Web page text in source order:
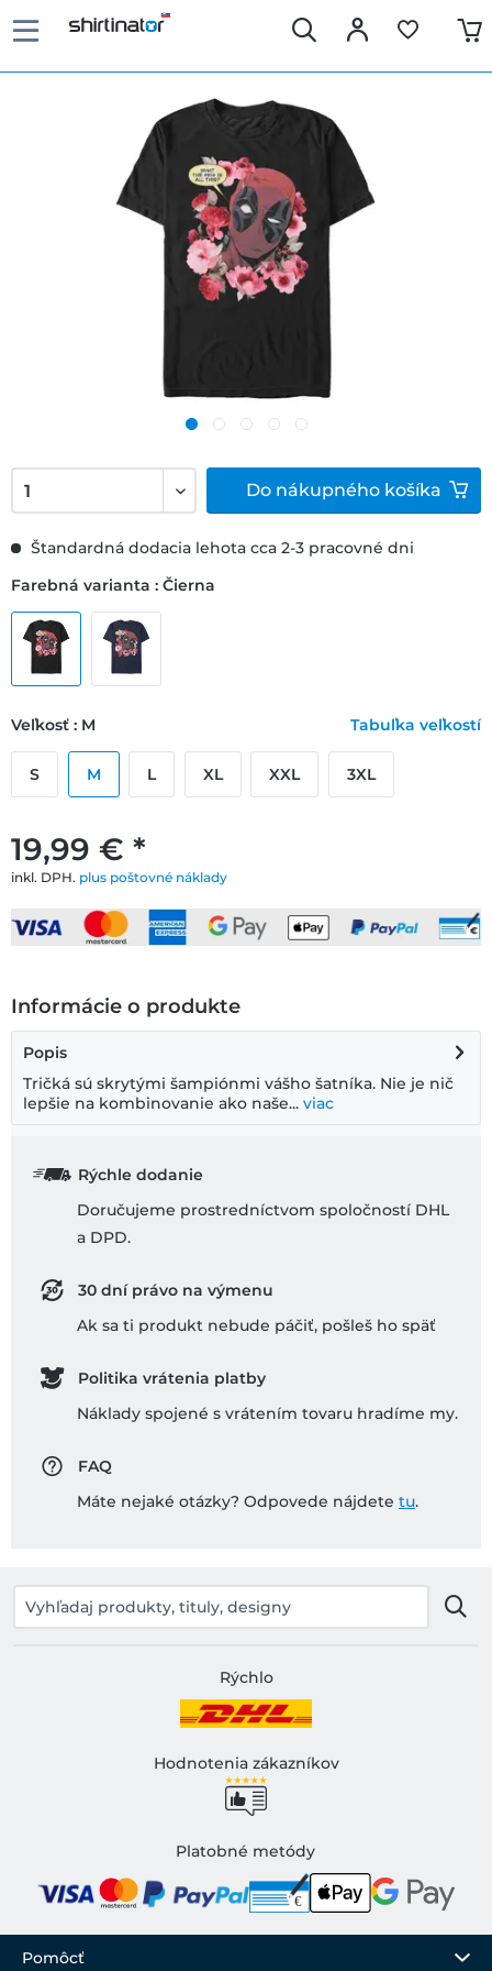
19,99 € *
inkl. DPH. plus poštovné náklady
Štandardná dodacia lehota cca 2-3 pracovné dni
Farebná varianta : Čierna
Veľkosť : M Tabuľka veľkostí
S M L XL XXL 3XL
Do nákupného košíka
Informácie o produkte
Popis
Tričká sú skrytými šampiónmi vášho šatníka. Nie je nič
lepšie na kombinovanie ako naše... viac
Rýchle dodanie
Doručujeme prostredníctvom spoločností DHL
a DPD.
30 dní právo na výmenu
Ak sa ti produkt nebude páčiť, pošleš ho späť
Politika vrátenia platby
Náklady spojené s vrátením tovaru hradíme my.
FAQ
Máte nejaké otázky? Odpovede nájdete tu.
Rýchlo
Hodnotenia zákazníkov
Platobné metódy
Pomôcť